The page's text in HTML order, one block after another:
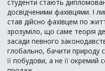
студенти стають
досвідченими фахівцями. І
став дійсно фахівцем по
зрозуміло, що саме теорія
засади певного
глобально, бачити природу
її побудови, а не її окремий